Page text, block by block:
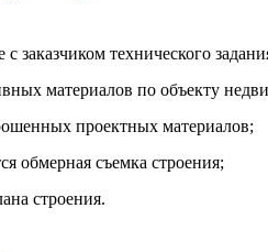
с заказчиком технического
материалов по объекту
проектных материалов;
обмерная съемка строения;
строения.